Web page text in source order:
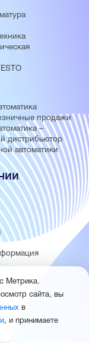
продажи
–
дистрибьютор
автоматики
Метрика.
сайта, вы
в
, и принимаете